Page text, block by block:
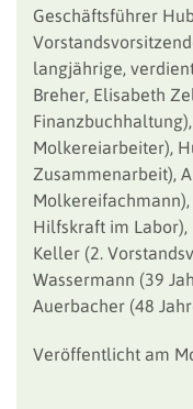
Geschäftsführer
langjährige,
Breher, Elisabeth
Molkereiarbeiter),
Zusammenarbeit),
Hilfskraft im
Keller (2.
Wassermann (39
Auerbacher (48
Veröffentlicht am